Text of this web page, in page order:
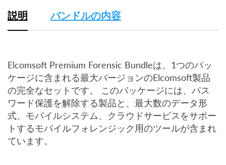
説明 バンドルの内容
Elcomsoft Premium Forensic Bundleは、1つのパッ
ケージに含まれる最大バージョンのElcomsoft製品
の完全なセットです。 このパッケージには、パス
ワード保護を解除する製品と、最大数のデータ形
式、モバイルシステム、クラウドサービスをサポー
トするモバイルフォレンジック用のツールが含まれ
ています。